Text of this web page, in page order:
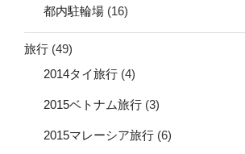
都内駐輪場 (16)
旅行 (49)
2014タイ旅行 (4)
2015ベトナム旅行 (3)
2015マレーシア旅行 (6)